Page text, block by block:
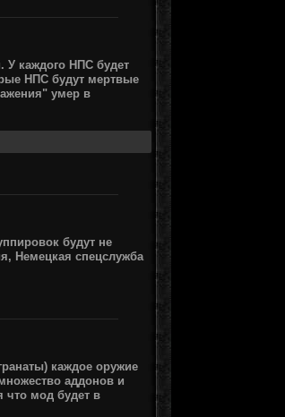
У каждого НПС будет
НПС будут мертвые
умер в
будут не
Немецкая спецслужба
каждое оружие
аддонов и
что мод будет в